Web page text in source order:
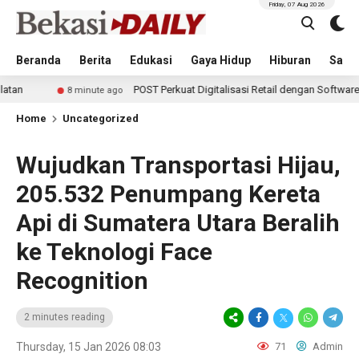
Beranda Berita Edukasi Gaya Hidup Hiburan
Friday, 07 Aug 2026
8 minute ago POST Perkuat Digitalisasi Retail dengan Software Kasir
Home Uncategorized
Wujudkan Transportasi Hijau,
205.532 Penumpang Kereta
Api di Sumatera Utara Beralih
ke Teknologi Face
Recognition
2 minutes reading
Thursday, 15 Jan 2026 08:03 71 Admin